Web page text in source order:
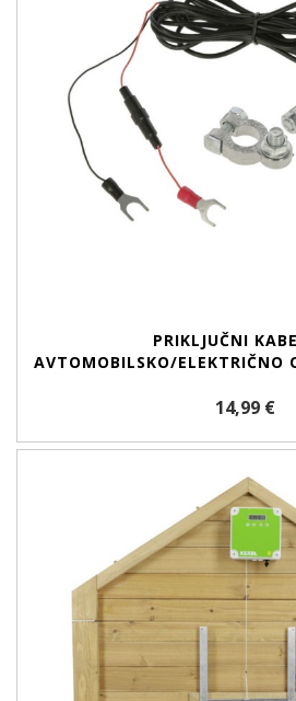
PRIKLJUČNI
AVTOMOBILSKO/ELEKTRIČNO
14,99 €